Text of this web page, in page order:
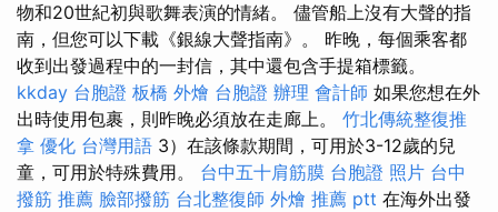
物和20世紀初與歌舞表演的情緒。 儘管船上沒有大聲的指
南，但您可以下載《銀線大聲指南》。 昨晚，每個乘客都
收到出發過程中的一封信，其中還包含手提箱標籤。
kkday 台胞證 板橋 外燴 台胞證 辦理 會計師 如果您想在外
出時使用包裹，則昨晚必須放在走廊上。 竹北傳統整復推
拿 優化 台灣用語 3）在該條款期間，可用於3-12歲的兒
童，可用於特殊費用。 台中五十肩筋膜 台胞證 照片 台中
撥筋 推薦 臉部撥筋 台北整復師 外燴 推薦 ptt 在海外出發